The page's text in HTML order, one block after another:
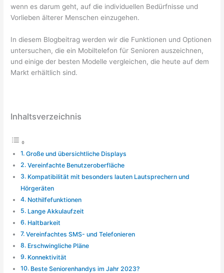
wenn es darum geht, auf die individuellen Bedürfnisse und
Vorlieben älterer Menschen einzugehen.
In diesem Blogbeitrag werden wir die Funktionen und Optionen
untersuchen, die ein Mobiltelefon für Senioren auszeichnen,
und einige der besten Modelle vergleichen, die heute auf dem
Markt erhältlich sind.
Inhaltsverzeichnis
Große und übersichtliche Displays
Vereinfachte Benutzeroberfläche
Kompatibilität mit besonders lauten Lautsprechern und
Hörgeräten
Nothilfefunktionen
Lange Akkulaufzeit
Haltbarkeit
Vereinfachtes SMS- und Telefonieren
Erschwingliche Pläne
Konnektivität
Beste Seniorenhandys im Jahr 2023?